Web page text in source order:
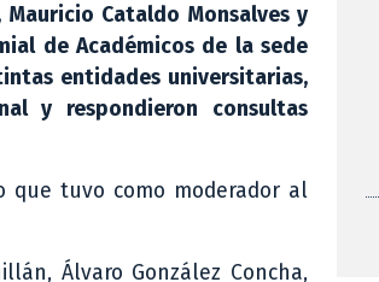
Cataldo Monsalves y
de Académicos de la sede
entidades universitarias,
y respondieron consultas
que tuvo como moderador al
Álvaro González Concha,